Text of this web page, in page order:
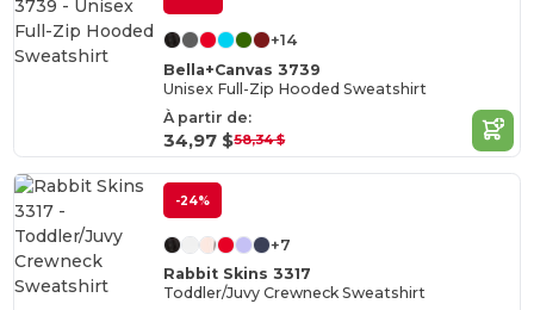
+14
Bella+Canvas 3739
Unisex Full-Zip Hooded Sweatshirt
À partir de:
34,97 $58,34 $
-24%
+7
Rabbit Skins 3317
Toddler/Juvy Crewneck Sweatshirt